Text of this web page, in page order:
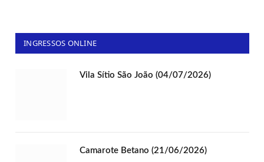
INGRESSOS ONLINE
Vila Sítio São João (04/07/2026)
Camarote Betano (21/06/2026)